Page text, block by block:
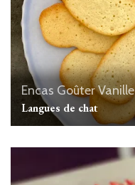
Encas GoûterVanille
Langues de chat